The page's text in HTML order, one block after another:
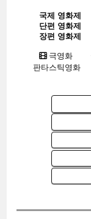
국제 영화제
단편 영화제
장편 영화제
극영화
판타스틱영화